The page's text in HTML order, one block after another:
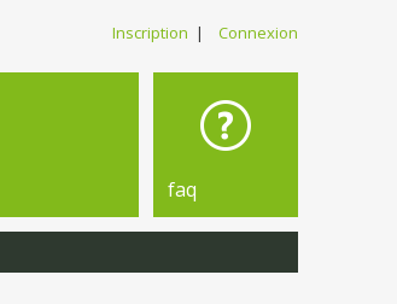
Inscription | Connexion
faq